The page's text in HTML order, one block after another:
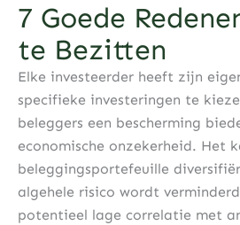
7 Goede
te Bezitten
Elke investeerder heeft zijn
specifieke investeringen te
beleggers een bescherming
economische onzekerheid. Het
beleggingsportefeuille
algehele risico wordt
potentieel lage correlatie met